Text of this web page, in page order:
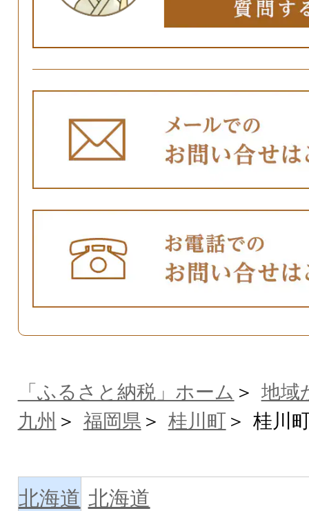
「ふるさと納税」ホーム
地域
九州
福岡県 桂川町 桂川
北海道 北海道